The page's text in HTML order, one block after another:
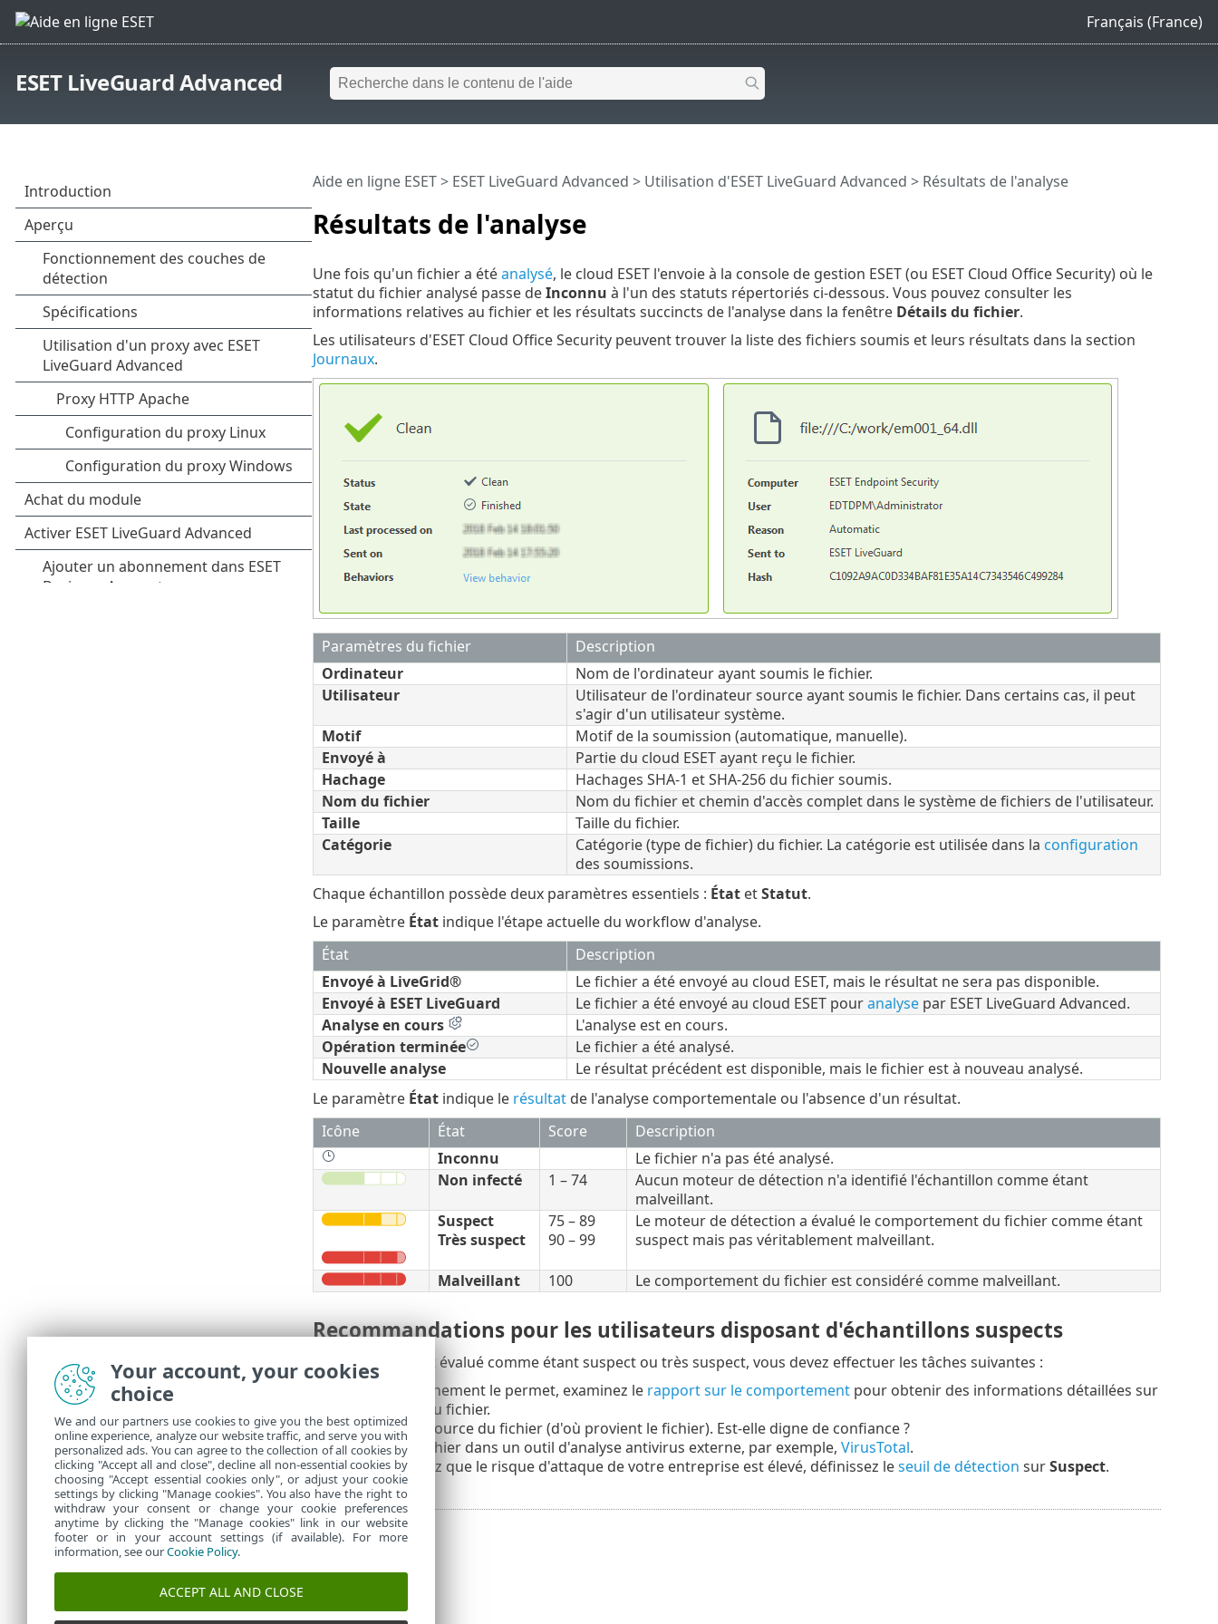
Français (France)
ESET LiveGuard Advanced
Résultats de l'analyse
Aide en ligne ESET> ESET LiveGuard Advanced > Utilisation d'ESET LiveGuard Advanced > Résultats de l'analyse
Une fois qu'un fichier a étéanalysé, le cloud ESET l'envoie à la console de gestion ESET (ou ESET Cloud Office Security) où le
statut du fichier analysé passe deInconnu à l'un des statuts répertoriés ci-dessous. Vous pouvez consulter les
informations relatives au fichier et les résultats succincts de l'analyse dans la fenêtre Détails du fichier.
Les utilisateurs d'ESET Cloud Office Security peuvent trouver la liste des fichiers soumis et leurs résultats dans la section
Journaux.
Paramètres du fichier
Description
Ordinateur
Nom de l'ordinateur ayant soumis le fichier.
Utilisateur
Utilisateur de l'ordinateur source ayant soumis le fichier. Dans certains cas, il peut
s'agir d'un utilisateur système.
Motif
Motif de la soumission (automatique, manuelle).
Envoyé à
Partie du cloud ESET ayant reçu le fichier.
Hachage
Hachages SHA-1 et SHA-256 du fichier soumis.
Nom du fichier
Nom du fichier et chemin d'accès complet dans le système de fichiers de l'utilisateur.
Taille
Taille du fichier.
Catégorie
Catégorie (type de fichier) du fichier. La catégorie est utilisée dans la configuration
des soumissions.
Chaque échantillon possède deux paramètres essentiels : ÉtatetStatut.
Le paramètre Étatindique l'étape actuelle du workflow d'analyse.
État
Description
Envoyé à LiveGrid®
Le fichier a été envoyé au cloud ESET, mais le résultat ne sera pas disponible.
Envoyé à ESET LiveGuard
Le fichier a été envoyé au cloud ESET pouranalysepar ESET LiveGuard Advanced.
Analyse en cours
L'analyse est en cours.
Opération terminée
Le fichier a été analysé.
Nouvelle analyse
Le résultat précédent est disponible, mais le fichier est à nouveau analysé.
Le paramètre Étatindique le résultatde l'analyse comportementale ou l'absence d'un résultat.
Icône
État Score
Description
Inconnu
Le fichier n'a pas été analysé.
Non infecté
1 – 74
Aucun moteur de détection n'a identifié l'échantillon comme étant
malveillant.
Suspect
Très suspect
75 – 89
90 – 99
Le moteur de détection a évalué le comportement du fichier comme étant
suspect mais pas véritablement malveillant.
Malveillant 100 Le comportement du fichier est considéré comme malveillant.
Recommandations pour les utilisateurs disposant d'échantillons suspects
Si votre fichier est évalué comme étant suspect ou très suspect, vous devez effectuer les tâches suivantes :
Si votre abonnement le permet, examinez le rapport sur le comportementpour obtenir des informations détaillées sur
les activités du fichier.
• Inspectez la source du fichier (d'où provient le fichier). Est-elle digne de confiance ?
• Chargez le fichier dans un outil d'analyse antivirus externe, par exemple, VirusTotal.
• Si vous pensez que le risque d'attaque de votre entreprise est élevé, définissez leseuil de détection surSuspect.
Your account, your cookies
choice
We and our partners use cookies to give you the best optimized
online experience, analyze our website traffic, and serve you with
personalized ads. You can agree to the collection of all cookies by
clicking "Accept all and close", decline all non-essential cookies by
choosing "Accept essential cookies only", or adjust your cookie
settings by clicking "Manage cookies". You also have the right to
withdraw your consent or change your cookie preferences
anytime by clicking the "Manage cookies" link in our website
footer or in your account settings (if available). For more
information, see ourCookie Policy.
ACCEPT ALL AND CLOSE